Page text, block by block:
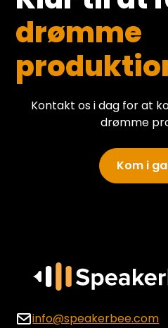
drømme
Kontakt os i dag for at
drømme
Kom i
info@speakerbee.com